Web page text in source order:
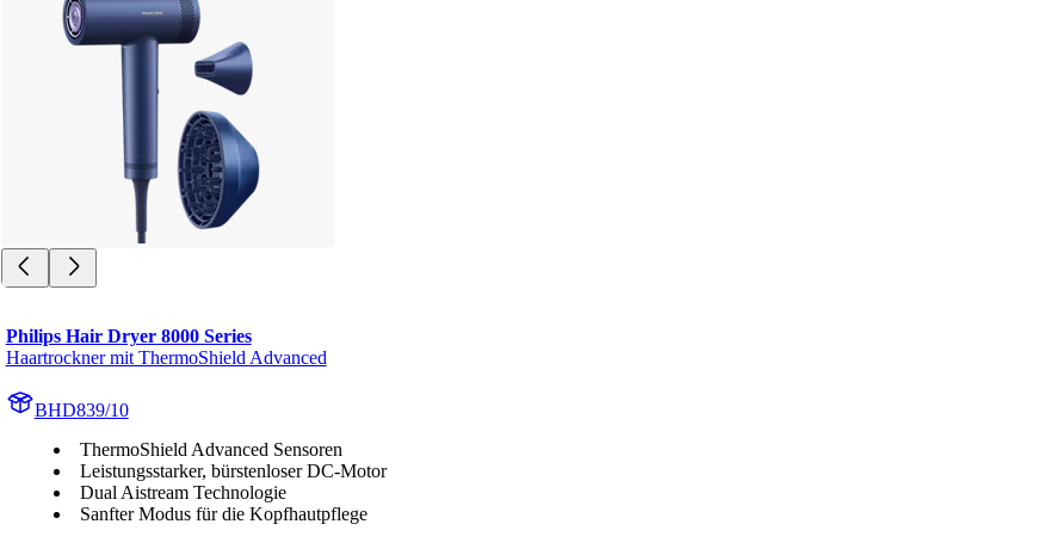
Philips Hair Dryer 8000 Series
Haartrockner mit ThermoShield Advanced
BHD839/10
ThermoShield Advanced Sensoren
Leistungsstarker, bürstenloser DC-Motor
Dual Aistream Technologie
Sanfter Modus für die Kopfhautpflege